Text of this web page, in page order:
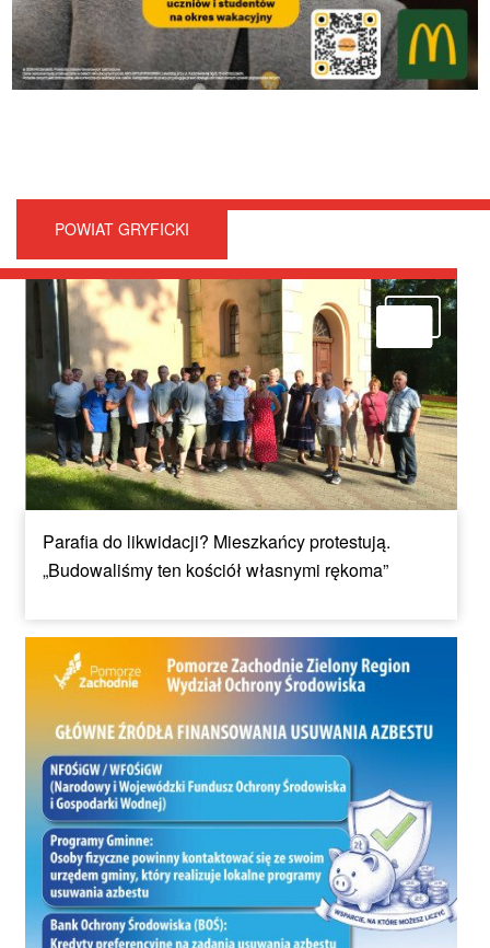
POWIAT GRYFICKI
Parafia do likwidacji? Mieszkańcy protestują.
„Budowaliśmy ten kościół własnymi rękoma”